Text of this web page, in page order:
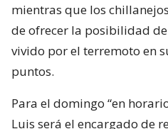
mientras que los
de ofrecer la posibilidad
vivido por el terremoto en
puntos.
Para el domingo “en
Luis será el encargado de